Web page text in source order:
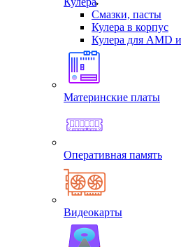
Смазки, пасты
Кулера в корпус
Кулера для AMD
Материнские платы
Оперативная память
Видеокарты